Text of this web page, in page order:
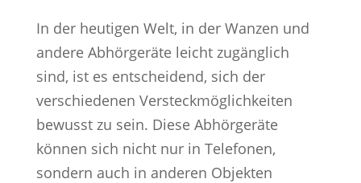
In der heutigen Welt, in der Wanzen und
andere Abhörgeräte leicht zugänglich
sind, ist es entscheidend, sich der
verschiedenen Versteckmöglichkeiten
bewusst zu sein. Diese Abhörgeräte
können sich nicht nur in Telefonen,
sondern auch in anderen Objekten